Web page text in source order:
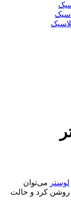
لوستر می‌توان
روشن کرد و حالت